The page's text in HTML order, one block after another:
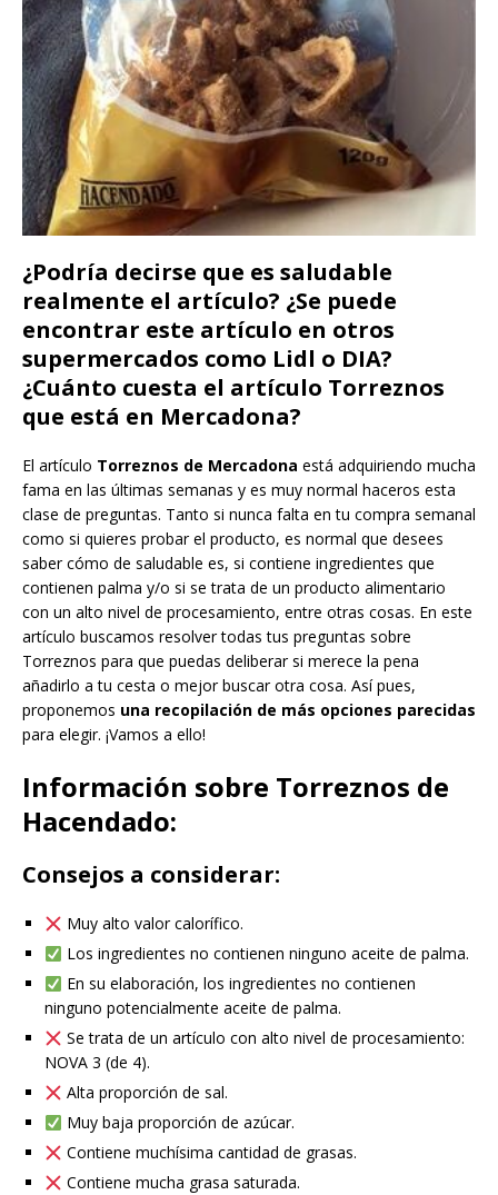
¿Podría decirse que es saludable
realmente el artículo? ¿Se puede
encontrar este artículo en otros
supermercados como Lidl o DIA?
¿Cuánto cuesta el artículo Torreznos
que está en Mercadona?
El artículo Torreznos de Mercadona está adquiriendo mucha
fama en las últimas semanas y es muy normal haceros esta
clase de preguntas. Tanto si nunca falta en tu compra semanal
como si quieres probar el producto, es normal que desees
saber cómo de saludable es, si contiene ingredientes que
contienen palma y/o si se trata de un producto alimentario
con un alto nivel de procesamiento, entre otras cosas. En este
artículo buscamos resolver todas tus preguntas sobre
Torreznos para que puedas deliberar si merece la pena
añadirlo a tu cesta o mejor buscar otra cosa. Así pues,
proponemos una recopilación de más opciones parecidas
para elegir. ¡Vamos a ello!
Información sobre Torreznos de
Hacendado:
Consejos a considerar:
Muy alto valor calorífico.
Los ingredientes no contienen ninguno aceite de palma.
En su elaboración, los ingredientes no contienen
ninguno potencialmente aceite de palma.
Se trata de un artículo con alto nivel de procesamiento:
NOVA 3 (de 4).
Alta proporción de sal.
Muy baja proporción de azúcar.
Contiene muchísima cantidad de grasas.
Contiene mucha grasa saturada.